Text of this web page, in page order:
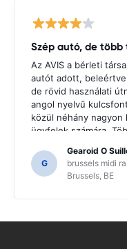
Az AVIS a bérleti
autót adott, beleértve
de rövid használati
angol nyelvű
közül néhány nagyon
ügyfelek számára.
erre a
NAV funkcióinak.
G
Gearoid O
brussels midi
Brussels, BE